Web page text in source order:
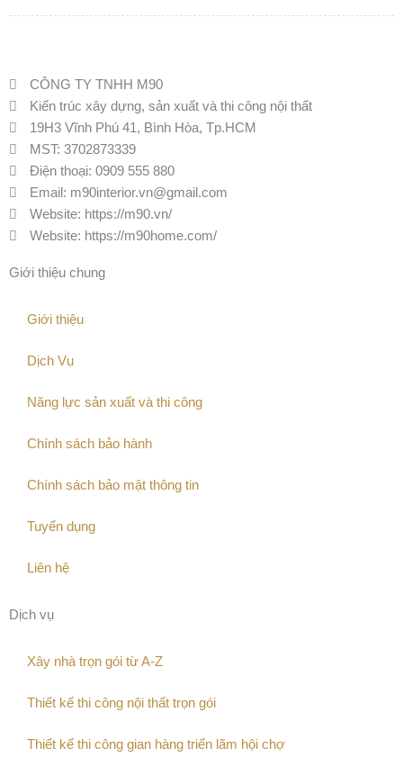
CÔNG TY TNHH M90
Kiến trúc xây dựng, sản xuất và thi công nội thất
19H3 Vĩnh Phú 41, Bình Hòa, Tp.HCM
MST: 3702873339
Điện thoại:0909 555 880
Email: m90interior.vn@gmail.com
Website: https://m90.vn/
Website: https://m90home.com/
Giới thiệu chung
Giới thiệu
Dịch Vụ
Năng lực sản xuất và thi công
Chính sách bảo hành
Chính sách bảo mật thông tin
Tuyển dụng
Liên hệ
Dịch vụ
Xây nhà trọn gói từ A-Z
Thiết kế thi công nội thất trọn gói
Thiết kế thi công gian hàng triển lãm hội chợ